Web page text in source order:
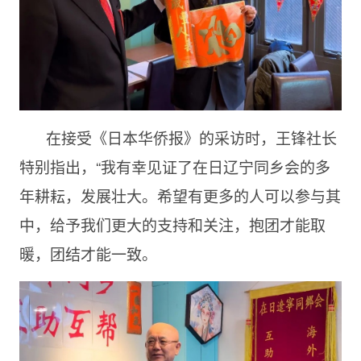
在接受《日本华侨报》的采访时，王锋社长
特别指出，“我有幸见证了在日辽宁同乡会的多
年耕耘，发展壮大。希望有更多的人可以参与其
中，给予我们更大的支持和关注，抱团才能取
暖，团结才能一致。